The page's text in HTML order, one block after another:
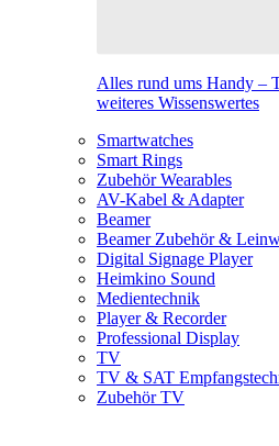
Alles rund ums Handy –
weiteres Wissenswertes
Smartwatches
Smart Rings
Zubehör Wearables
AV-Kabel & Adapter
Beamer
Beamer Zubehör &
Digital Signage Player
Heimkino Sound
Medientechnik
Player & Recorder
Professional Display
TV
TV & SAT
Zubehör TV